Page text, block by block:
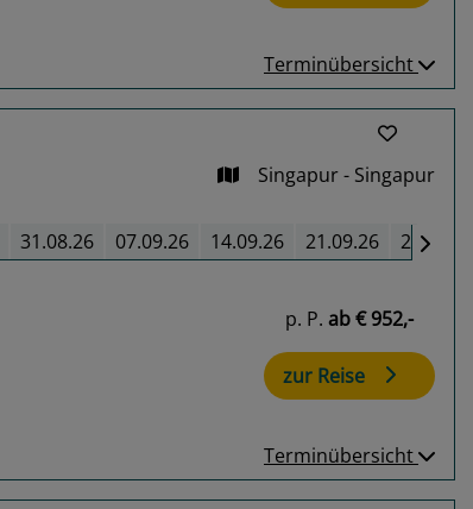
Terminübersicht
Singapur - Singapur
31.08.26 07.09.26 14.09.26 21.09.26
p. P. ab€ 952,-
zur Reise
Terminübersicht